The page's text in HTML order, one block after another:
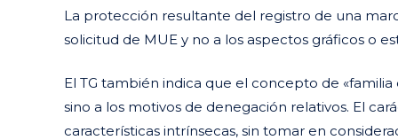
La protección resultante del registro de una
solicitud de MUE y no a los aspectos gráficos o
El TG también indica que el concepto de
sino a los motivos de denegación relativos. El
características intrínsecas, sin tomar en